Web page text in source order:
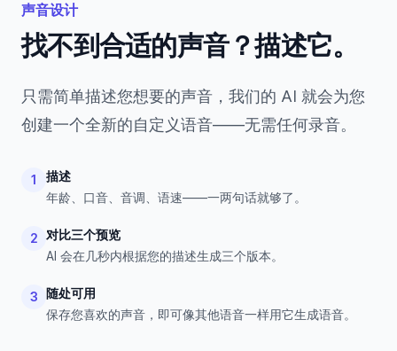
声音设计
找不到合适的声音？描述它。
只需简单描述您想要的声音，我们的 AI 就会为您
创建一个全新的自定义语音——无需任何录音。
1
描述
年龄、口音、音调、语速——一两句话就够了。
2
对比三个预览
AI 会在几秒内根据您的描述生成三个版本。
3 随处可用
保存您喜欢的声音，即可像其他语音一样用它生成语音。